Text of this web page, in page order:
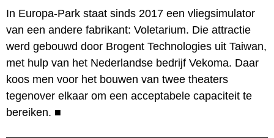
In Europa-Park staat sinds 2017 een vliegsimulator
van een andere fabrikant: Voletarium. Die attractie
werd gebouwd door Brogent Technologies uit Taiwan,
met hulp van het Nederlandse bedrijf Vekoma. Daar
koos men voor het bouwen van twee theaters
tegenover elkaar om een acceptabele capaciteit te
bereiken. ■